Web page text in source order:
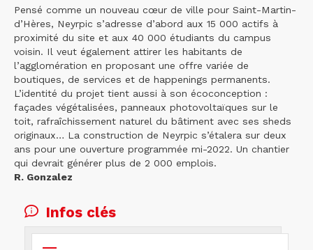
Pensé comme un nouveau cœur de ville pour Saint-Martin-
d’Hères, Neyrpic s’adresse d’abord aux 15 000 actifs à
proximité du site et aux 40 000 étudiants du campus
voisin. Il veut également attirer les habitants de
l’agglomération en proposant une offre variée de
boutiques, de services et de happenings permanents.
L’identité du projet tient aussi à son écoconception :
façades végétalisées, panneaux photovoltaïques sur le
toit, rafraîchissement naturel du bâtiment avec ses sheds
originaux… La construction de Neyrpic s’étalera sur deux
ans pour une ouverture programmée mi-2022. Un chantier
qui devrait générer plus de 2 000 emplois.
R. Gonzalez
Infos clés